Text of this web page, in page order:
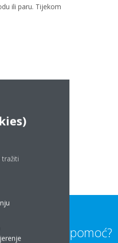
ili paru. Tijekom
Trebate li pomoć?
tražiti